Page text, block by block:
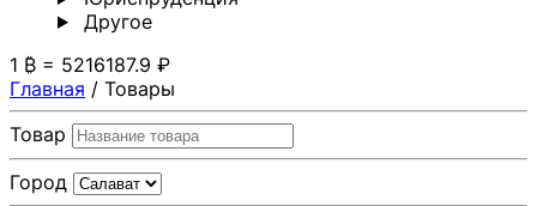
Другoе
1 ₿ = 5216187.9 ₽
Главная / Товары
Товар
Город